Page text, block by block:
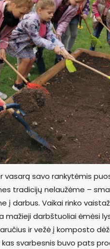
savo rankytėmis
tradicijų nelaužėme –
darbus. Vaikai rinko
mažieji darbštuoliai ėmėsi
ir vežė į komposto
svarbesnis buvo pats